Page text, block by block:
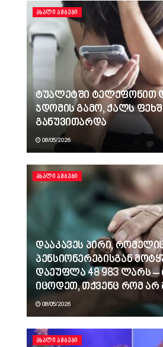
ᲐᲮᲐᲚᲘ ᲐᲛᲑᲔᲑᲘ
ტუალეტში ტელეფონით
ჯდომის გამო, ქალს
განუვითარდა
08/05/2026
ᲐᲮᲐᲚᲘ ᲐᲛᲑᲔᲑᲘ
დააკავეს პირი,
პენსიონერებისგან
დაეუფლა 48 983 ლარს –
იცოდეთ, თქვენც რომ
08/05/2026
ᲐᲮᲐᲚᲘ ᲐᲛᲑᲔᲑᲘ